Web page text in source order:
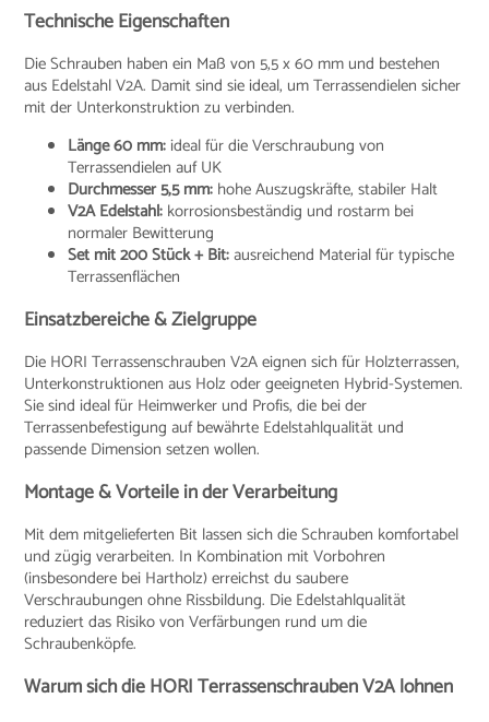
Technische Eigenschaften
Die Schrauben haben ein Maß von 5,5 x 60 mm und bestehen
aus Edelstahl V2A. Damit sind sie ideal, um Terrassendielen sicher
mit der Unterkonstruktion zu verbinden.
Länge 60 mm:ideal für die Verschraubung von
Terrassendielen auf UK
Durchmesser 5,5 mm: hohe Auszugskräfte, stabiler Halt
V2A Edelstahl: korrosionsbeständig und rostarm bei
normaler Bewitterung
Set mit 200 Stück + Bit:ausreichend Material für typische
Terrassenflächen
Einsatzbereiche & Zielgruppe
Die HORI Terrassenschrauben V2A eignen sich für Holzterrassen,
Unterkonstruktionen aus Holz oder geeigneten Hybrid-Systemen.
Sie sind ideal für Heimwerker und Profis, die bei der
Terrassenbefestigung auf bewährte Edelstahlqualität und
passende Dimension setzen wollen.
Montage & Vorteile in der Verarbeitung
Mit dem mitgelieferten Bit lassen sich die Schrauben komfortabel
und zügig verarbeiten. In Kombination mit Vorbohren
(insbesondere bei Hartholz) erreichst du saubere
Verschraubungen ohne Rissbildung. Die Edelstahlqualität
reduziert das Risiko von Verfärbungen rund um die
Schraubenköpfe.
Warum sich die HORI Terrassenschrauben V2A lohnen